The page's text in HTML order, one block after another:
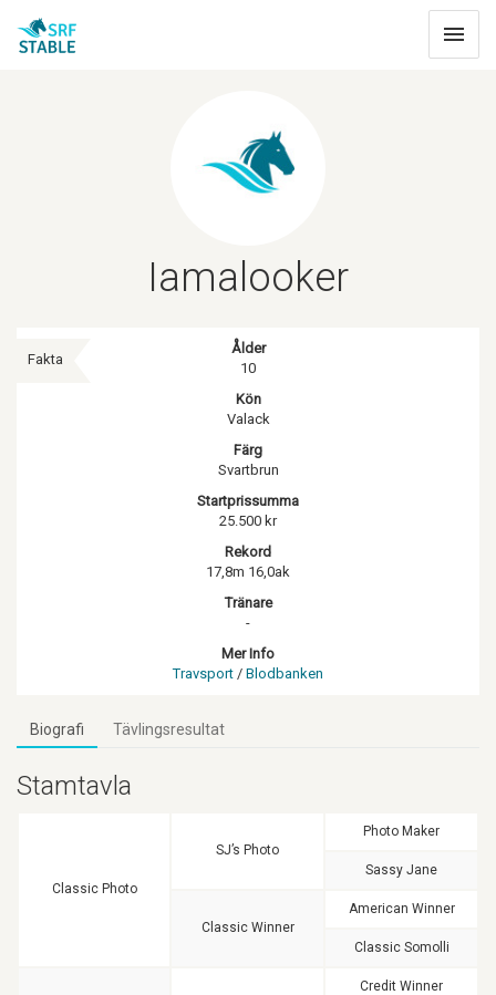
Toggle
Iamalooker
Fakta
Ålder
10
Kön
Valack
Färg
Svartbrun
Startprissumma
25.500 kr
Rekord
17,8m 16,0ak
Tränare
-
Mer Info
Travsport / Blodbanken
Biografi Tävlingsresultat
Stamtavla
Classic Photo
SJ’s Photo
Photo Maker
Sassy Jane
Classic Winner
American Winner
Classic Somolli
Credit Winner